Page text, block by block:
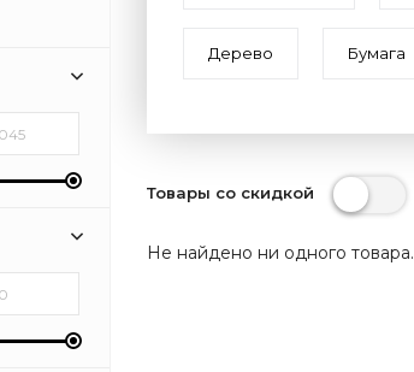
Дерево Бумага
Товары со скидкой
Не найдено ни одного товара.